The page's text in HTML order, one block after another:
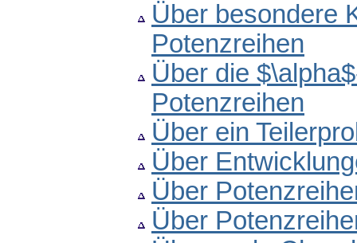
Über besondere
Potenzreihen
Über die
Potenzreihen
Über ein
Über
Über
Über